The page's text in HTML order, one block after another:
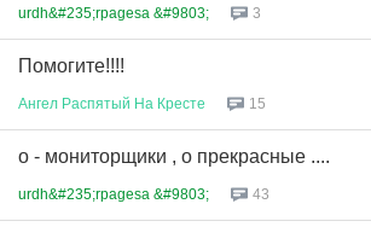
urdh&#235;rpagesa &#9803; 3
Помогите!!!!
Ангел Распятый На Кресте 15
о - мониторщики , о прекрасные ....
urdh&#235;rpagesa &#9803; 43